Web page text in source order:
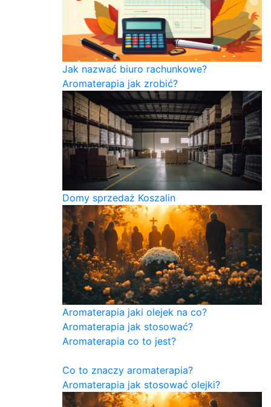
Jak nazwać biuro rachunkowe?
Aromaterapia jak zrobić?
Domy sprzedaż Koszalin
Aromaterapia jaki olejek na co?
Aromaterapia jak stosować?
Aromaterapia co to jest?
Co to znaczy aromaterapia?
Aromaterapia jak stosować olejki?